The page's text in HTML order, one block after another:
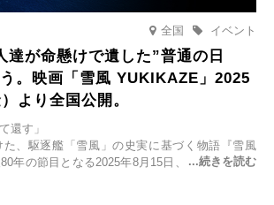
全国 イベント
達が命懸けで遺した”普通の日
。映画「雪風 YUKIKAZE」2025
より全国公開。
還す」
、駆逐艦「雪風」の史実に基づく物語『雪風
年の節目となる2025年8月15日、全国公開され